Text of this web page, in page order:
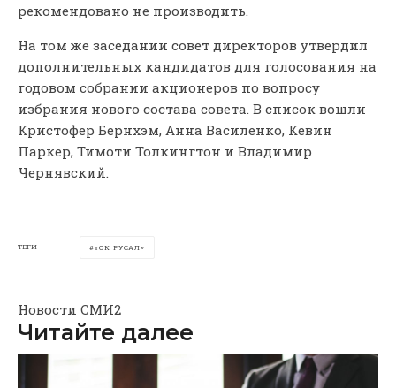
рекомендовано не производить.
На том же заседании совет директоров утвердил
дополнительных кандидатов для голосования на
годовом собрании акционеров по вопросу
избрания нового состава совета. В список вошли
Кристофер Бернхэм, Анна Василенко, Кевин
Паркер, Тимоти Толкингтон и Владимир
Чернявский.
ТЕГИ «ОК РУСАЛ»
Новости СМИ2
Читайте далее